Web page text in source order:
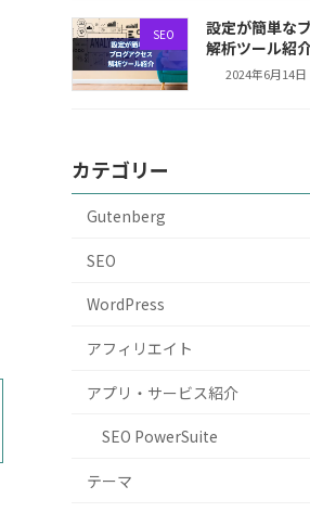
SEO
設定が簡単な
解析ツール紹
2024年6月14日
カテゴリー
Gutenberg
SEO
WordPress
アフィリエイト
アプリ・サービス紹介
SEO PowerSuite
テーマ